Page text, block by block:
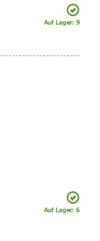
Auf Lager: 9
Auf Lager: 6